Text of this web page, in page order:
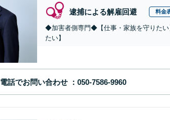
逮捕による解雇回避 料金
◆加害者側専門◆【仕事・家族を守りたい
たい】
電話でお問い合わせ